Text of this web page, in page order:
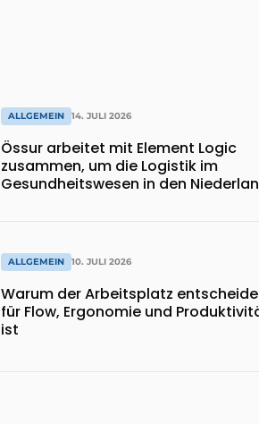
ALLGEMEIN 14. JULI 2026
Össur arbeitet mit Element Logic
zusammen, um die Logistik im
Gesundheitswesen in den
ALLGEMEIN 10. JULI 2026
Warum der Arbeitsplatz
für Flow, Ergonomie und
ist